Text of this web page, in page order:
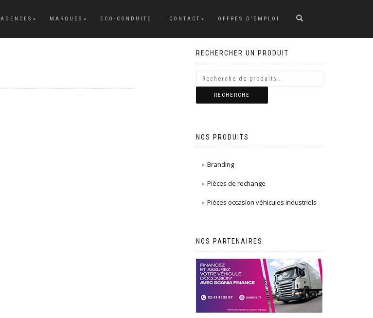
AGENCES MARQUES ECO-CONDUITE CONTACT OFFRES D’EMPLOI
RECHERCHER UN PRODUIT
RECHERCHE
NOS PRODUITS
Branding
Pièces de rechange
Pièces occasion véhicules industriels
NOS PARTENAIRES